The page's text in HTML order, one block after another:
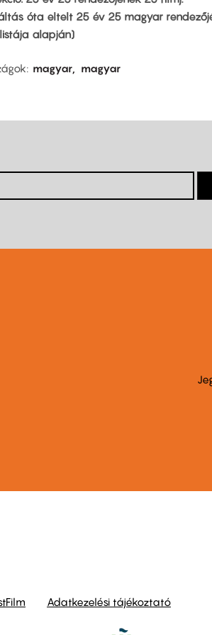
óta eltelt 25 év 25 magyar
listája alapján)
magyar magyar
Adatkezelési tájékoztató